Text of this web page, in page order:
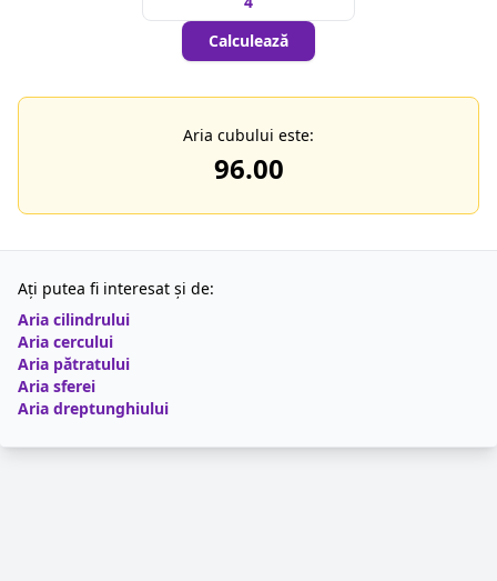
Calculează
Aria cubului este:
96.00
Ați putea fi interesat și de:
Aria cilindrului
Aria cercului
Aria pătratului
Aria sferei
Aria dreptunghiului